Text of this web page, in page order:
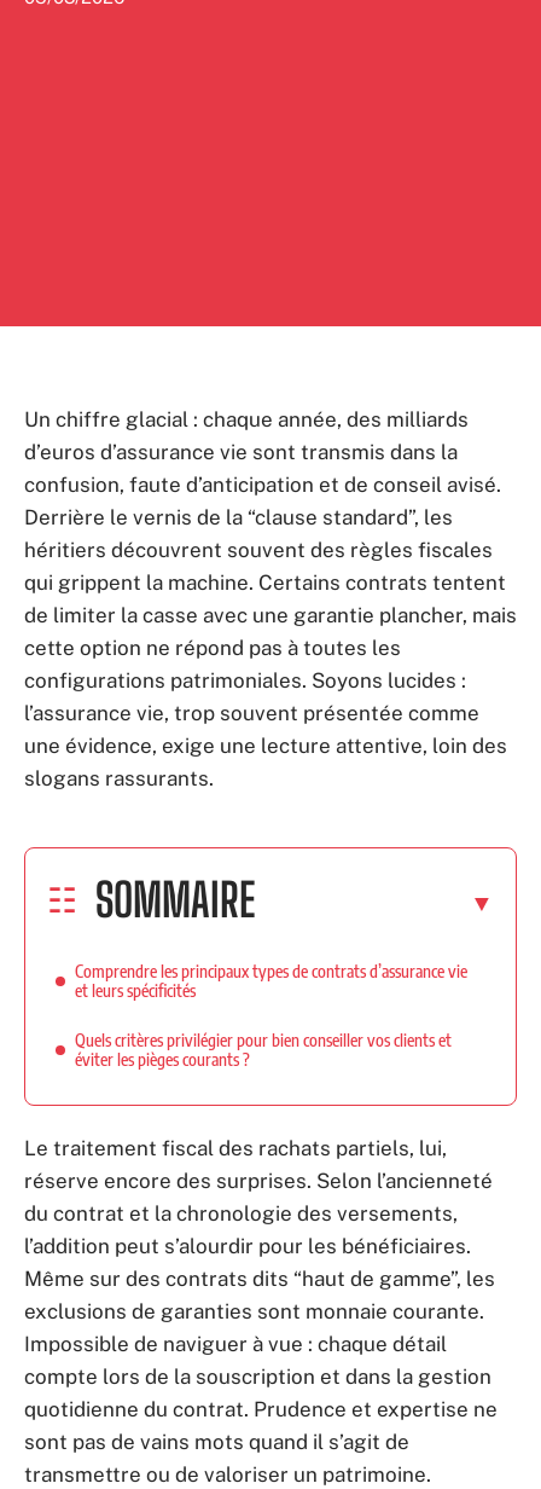
Un chiffre glacial : chaque année, des milliards
d’euros d’assurance vie sont transmis dans la
confusion, faute d’anticipation et de conseil avisé.
Derrière le vernis de la “clause standard”, les
héritiers découvrent souvent des règles fiscales
qui grippent la machine. Certains contrats tentent
de limiter la casse avec une garantie plancher, mais
cette option ne répond pas à toutes les
configurations patrimoniales. Soyons lucides :
l’assurance vie, trop souvent présentée comme
une évidence, exige une lecture attentive, loin des
slogans rassurants.
SOMMAIRE
Comprendre les principaux types de contrats d’assurance vie
et leurs spécificités
Quels critères privilégier pour bien conseiller vos clients et
éviter les pièges courants ?
Le traitement fiscal des rachats partiels, lui,
réserve encore des surprises. Selon l’ancienneté
du contrat et la chronologie des versements,
l’addition peut s’alourdir pour les bénéficiaires.
Même sur des contrats dits “haut de gamme”, les
exclusions de garanties sont monnaie courante.
Impossible de naviguer à vue : chaque détail
compte lors de la souscription et dans la gestion
quotidienne du contrat. Prudence et expertise ne
sont pas de vains mots quand il s’agit de
transmettre ou de valoriser un patrimoine.